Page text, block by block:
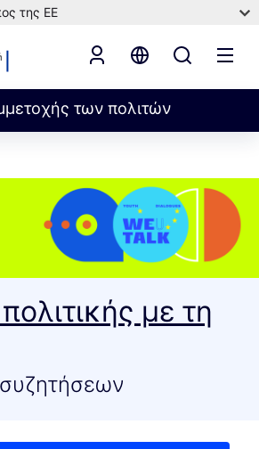
της ΕΕ
των πολιτών
με τη